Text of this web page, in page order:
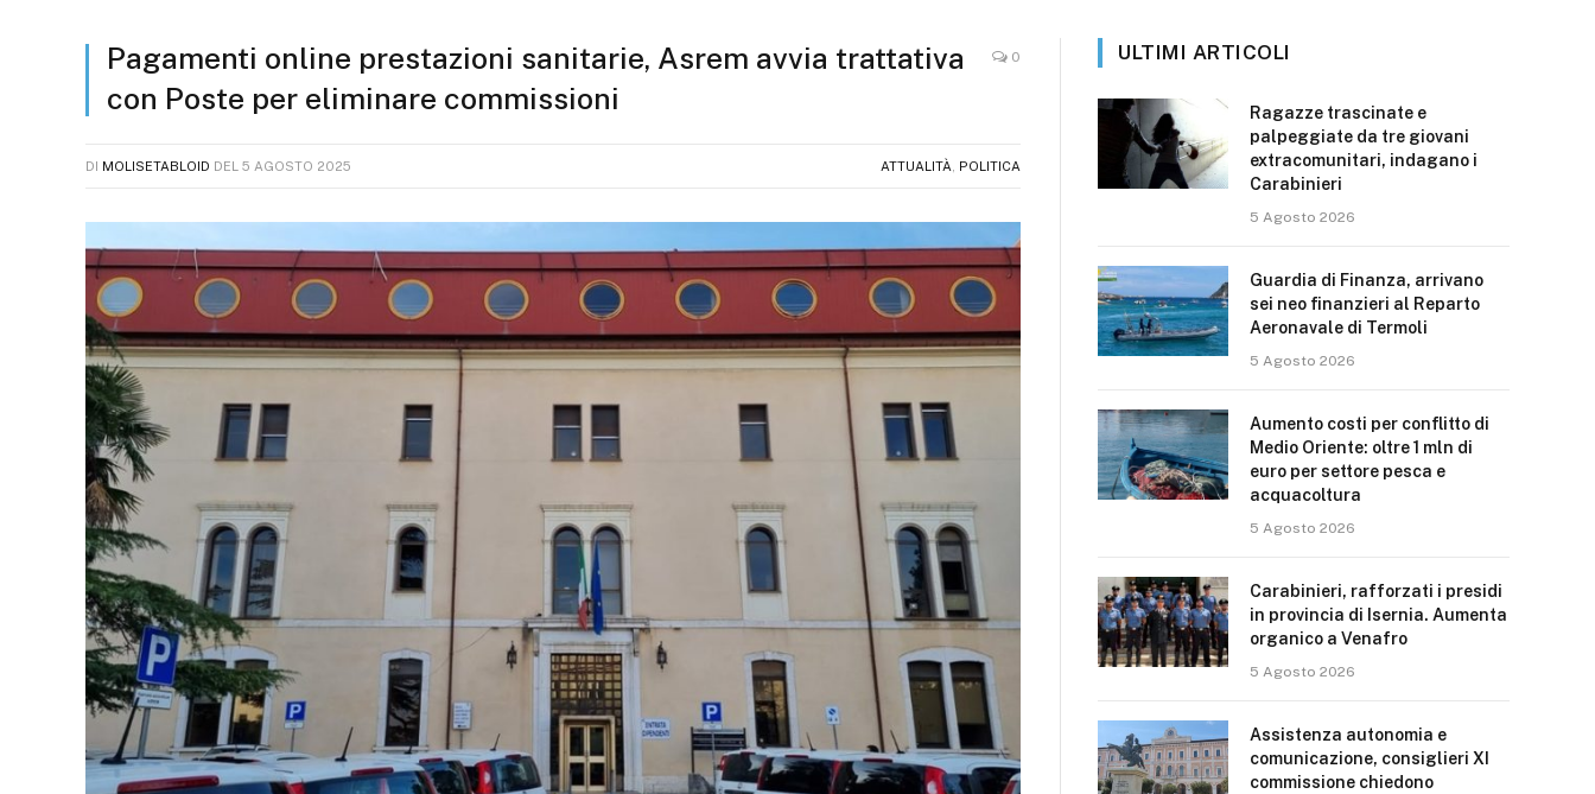
Pagamenti online prestazioni sanitarie, Asrem avvia trattativa
con Poste per eliminare commissioni
0
DI MOLISETABLOID DEL 5 AGOSTO 2025 ATTUALITÀ POLITICA
ULTIMI ARTICOLI
Ragazze trascinate e
palpeggiate da tre giovani
extracomunitari, indagano i
Carabinieri
5 Agosto 2026
Guardia di Finanza, arrivano
sei neo finanzieri al Reparto
Aeronavale di Termoli
5 Agosto 2026
Aumento costi per conflitto di
Medio Oriente: oltre 1 mln di
euro per settore pesca e
acquacoltura
5 Agosto 2026
Carabinieri, rafforzati i presidi
in provincia di Isernia. Aumenta
organico a Venafro
5 Agosto 2026
Assistenza autonomia e
comunicazione, consiglieri XI
commissione chiedono